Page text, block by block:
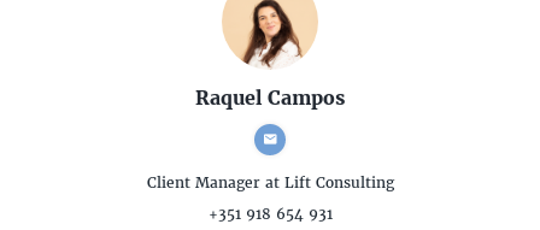
Raquel Campos
Client Managerat Lift Consulting
+351 918 654 931